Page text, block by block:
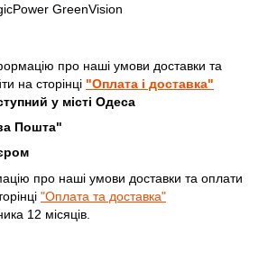
GreenVision
про наші умови доставки та
на сторінці "Оплата і доставка"
у місті Одеса
Пошта"
про наші умови доставки та оплати
"Оплата та доставка"
12 місяців.